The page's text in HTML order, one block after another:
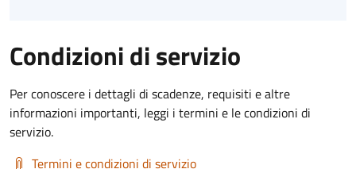
Condizioni di servizio
Per conoscere i dettagli di scadenze, requisiti e altre
informazioni importanti, leggi i termini e le condizioni di
servizio.
Termini e condizioni di servizio